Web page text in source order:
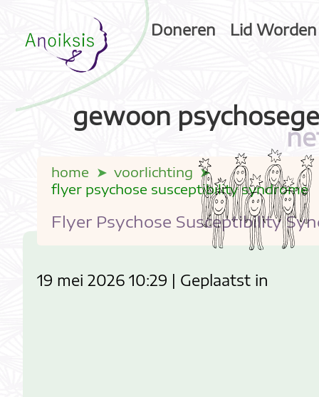
gewoon
Doneren Lid Worden
home
voorlichting
flyer psychose susceptibility syndrome
Flyer Psychose Susceptibility
19 mei 2026 10:29 | Geplaatst in